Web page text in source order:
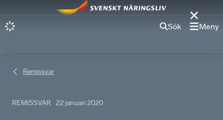
Sök Meny
Remissvar
REMISSVAR 22 januari 2020